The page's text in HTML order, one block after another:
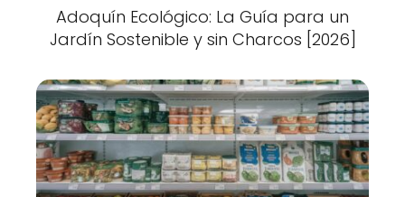
Adoquín Ecológico: La Guía para un
Jardín Sostenible y sin Charcos [2026]